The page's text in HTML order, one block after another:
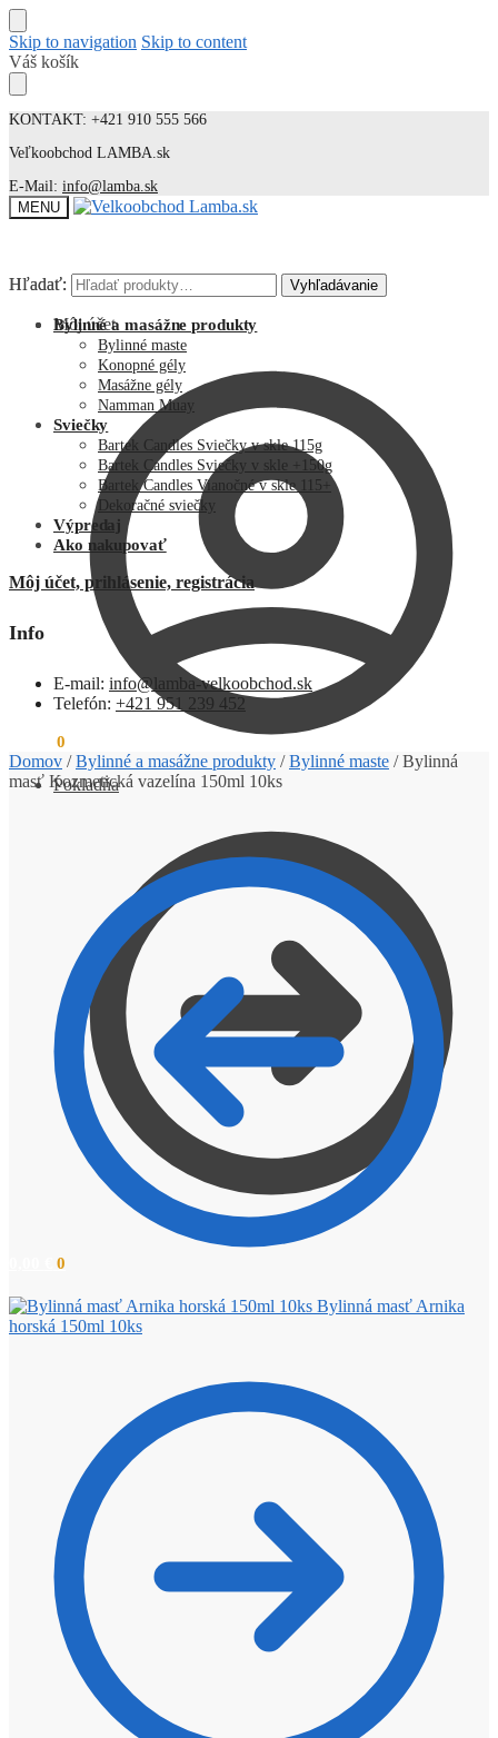
Skip to navigation Skip to content
Váš košík
KONTAKT: +421 910 555 566
Veľkoobchod LAMBA.sk
E-Mail: info@lamba.sk
MENU
Hľadať: Vyhľadávanie
Môj účet
Pokladňa
0
Hľadať: Vyhľadávanie
Bylinné a masážne produkty
Bylinné maste
Konopné gély
Masážne gély
Namman Muay
Sviečky
Bartek Candles Sviečky v skle 115g
Bartek Candles Sviečky v skle +150g
Bartek Candles Vianočné v skle 115+
Dekoračné sviečky
Výpredaj
Ako nakupovať
Môj účet, prihlásenie, registrácia
Info
E-mail: info@lamba-velkoobchod.sk
Telefón: +421 951 239 452
0
Domov /Bylinné a masážne produkty /Bylinné maste /Bylinná
masť Kozmetická vazelína 150ml 10ks
Bylinná masť Arnika
horská 150ml 10ks